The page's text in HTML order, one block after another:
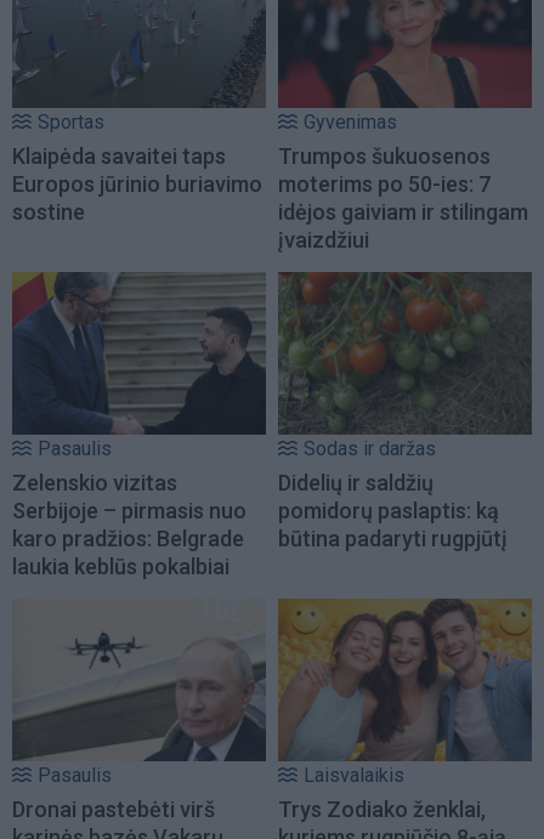
Sportas
Klaipėda savaitei taps
Europos jūrinio buriavimo
sostine
Gyvenimas
Trumpos šukuosenos
moterims po 50-ies: 7
idėjos gaiviam ir stilingam
įvaizdžiui
Pasaulis
Zelenskio vizitas
Serbijoje – pirmasis nuo
karo pradžios: Belgrade
laukia keblūs pokalbiai
Sodas ir daržas
Didelių ir saldžių
pomidorų paslaptis: ką
būtina padaryti rugpjūtį
Pasaulis
Dronai pastebėti virš
Laisvalaikis
Trys Zodiako ženklai,